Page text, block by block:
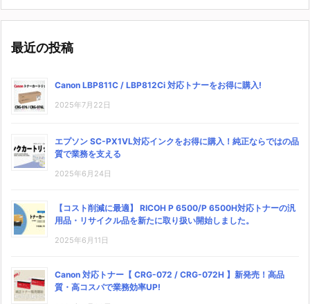
最近の投稿
Canon LBP811C / LBP812Ci 対応トナーをお得に購入!
2025年7月22日
エプソン SC-PX1VL対応インクをお得に購入！純正ならではの品
質で業務を支える
2025年6月24日
【コスト削減に最適】 RICOH P 6500/P 6500H対応トナーの汎
用品・リサイクル品を新たに取り扱い開始しました。
2025年6月11日
Canon 対応トナー【 CRG-072 / CRG-072H 】新発売！高品
質・高コスパで業務効率UP!